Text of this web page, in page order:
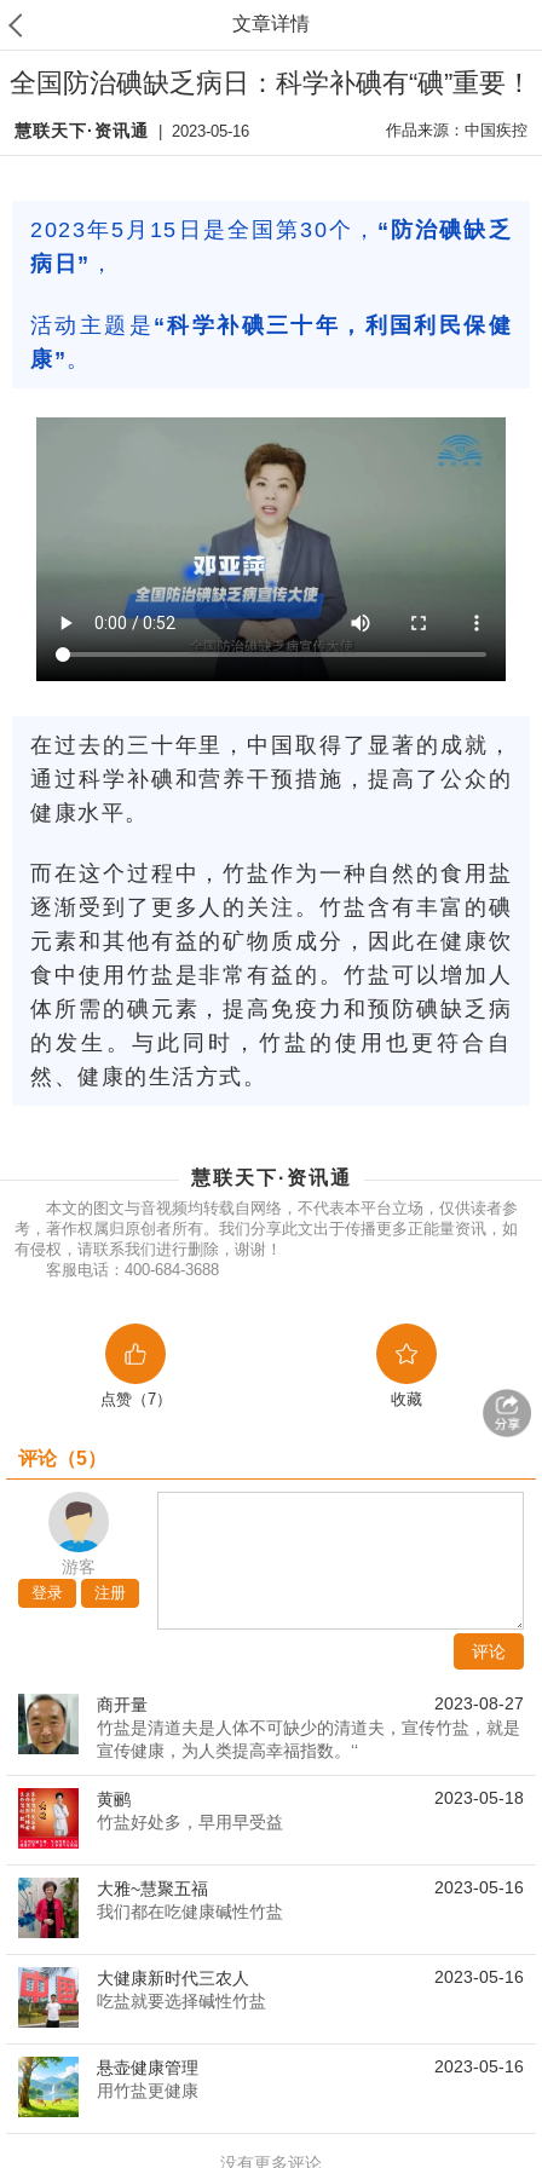
文章详情
全国防治碘缺乏病日：科学补碘有“碘”重要！
慧联天下·资讯通 2023-05-16 作品来源：中国疾控
2023年5月15日是全国第30个， “防治碘缺乏
病日” ，
活动主题是 “科学补碘三十年，利国利民保健
康”。
在过去的三十年里，中国取得了显著的成就，
通过科学补碘和营养干预措施，提高了公众的
健康水平。
而在这个过程中，竹盐作为一种自然的食用盐
逐渐受到了更多人的关注。竹盐含有丰富的碘
元素和其他有益的矿物质成分，因此在健康饮
食中使用竹盐是非常有益的。竹盐可以增加人
体所需的碘元素，提高免疫力和预防碘缺乏病
的发生。与此同时，竹盐的使用也更符合自
然、健康的生活方式。
慧联天下·资讯通
本文的图文与音视频均转载自网络，不代表本平台立场，仅供读者参
考，著作权属归原创者所有。我们分享此文出于传播更多正能量资讯，如
有侵权，请联系我们进行删除，谢谢！
客服电话：400-684-3688
点赞（7） 收藏
评论（5）
游客
登录 注册
评论
商开量
2023-08-27
竹盐是清道夫是人体不可缺少的清道夫，宣传竹盐，就是
宣传健康，为人类提高幸福指数。‘‘
黄鹂
2023-05-18
竹盐好处多，早用早受益
大雅~慧聚五福
2023-05-16
我们都在吃健康碱性竹盐
大健康新时代三农人
2023-05-16
吃盐就要选择碱性竹盐
悬壶健康管理
2023-05-16
用竹盐更健康
没有更多评论